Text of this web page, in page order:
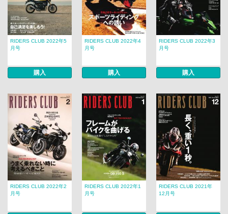
RIDERS CLUB 2022年5
月号
購入
RIDERS CLUB 2022年4
月号
購入
RIDERS CLUB 2022年3
月号
購入
RIDERS CLUB 2022年2
月号
RIDERS CLUB 2022年1
月号
RIDERS CLUB 2021年
12月号